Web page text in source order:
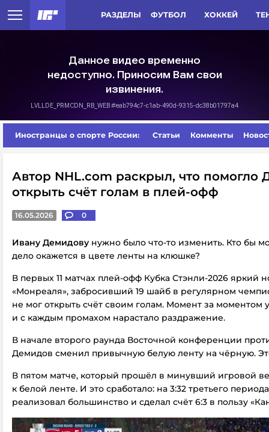
РАЗДЕЛЫ ФУТБОЛ ХОККЕЙ
Иностранцы о спорте России: Статьи Комменты
Автор NHL.com раскрыл, что помогло
открыть счёт голам в плей-офф
16.05.2026 0
Ивану Демидову нужно было что-то изменить. Кто бы
дело окажется в цвете ленты на клюшке?
В первых 11 матчах плей-офф Кубка Стэнли-2026 яркий
«Монреаля», забросивший 19 шайб в регулярном
не мог открыть счёт своим голам. Момент за моментом
и с каждым промахом нарастало раздражение.
В начале второго раунда Восточной конференции
Демидов сменил привычную белую ленту на чёрную.
В пятом матче, который прошёл в минувший игровой
к белой ленте. И это сработало: на 3:32 третьего
реализовал большинство и сделал счёт 6:3 в пользу